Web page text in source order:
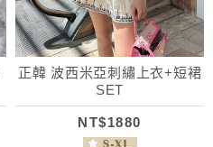
正韓 波西米亞刺繡上衣+短裙
SET
NT$1880